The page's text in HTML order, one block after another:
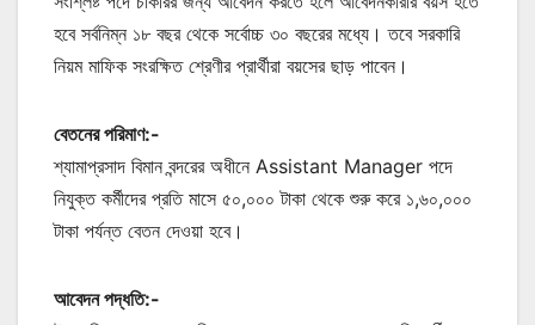
হবে সর্বনিম্ন ১৮ বছর থেকে সর্বোচ্চ ৩০ বছরের মধ্যে। তবে সরকারি
নিয়ম মাফিক সংরক্ষিত শ্রেণীর প্রার্থীরা বয়সের ছাড় পাবেন।
বেতনের পরিমাণ:-
শ্যামাপ্রসাদ বিমান বন্দরের অধীনে Assistant Manager পদে
নিযুক্ত কর্মীদের প্রতি মাসে ৫০,০০০ টাকা থেকে শুরু করে ১,৬০,০০০
টাকা পর্যন্ত বেতন দেওয়া হবে।
আবেদন পদ্ধতি:-